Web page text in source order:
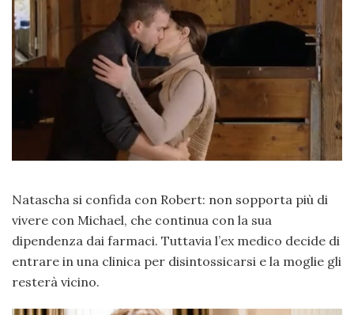
Natascha si confida con Robert: non sopporta più di
vivere con Michael, che continua con la sua
dipendenza dai farmaci. Tuttavia l’ex medico decide di
entrare in una clinica per disintossicarsi e la moglie gli
resterà vicino.